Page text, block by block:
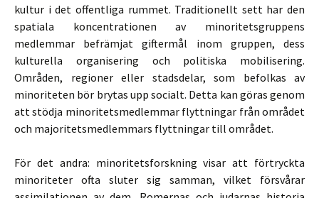
kultur i det offentliga rummet. Traditionellt sett har den
spatiala koncentrationen av minoritetsgruppens
medlemmar befrämjat giftermål inom gruppen, dess
kulturella organisering och politiska mobilisering.
Områden, regioner eller stadsdelar, som befolkas av
minoriteten bör brytas upp socialt. Detta kan göras genom
att stödja minoritetsmedlemmar flyttningar från området
och majoritetsmedlemmars flyttningar till området.
För det andra: minoritetsforskning visar att förtryckta
minoriteter ofta sluter sig samman, vilket försvårar